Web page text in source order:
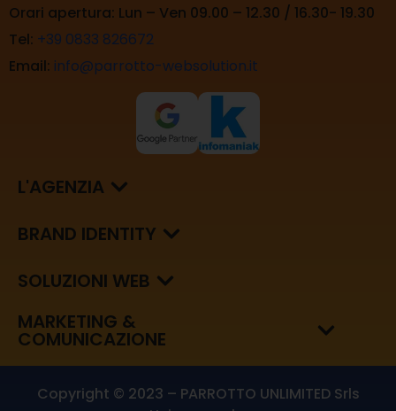
Orari apertura: Lun – Ven 09.00 – 12.30 / 16.30- 19.30
Tel: +39 0833 826672
Email: info@parrotto-websolution.it
L'AGENZIA
BRAND IDENTITY
SOLUZIONI WEB
MARKETING &
COMUNICAZIONE
Copyright © 2023 – PARROTTO UNLIMITED Srls